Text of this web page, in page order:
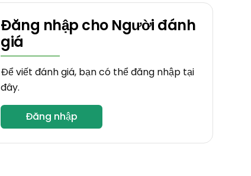
Đăng nhập cho Người đánh
giá
Để viết đánh giá, bạn có thể đăng nhập tại
đây.
Đăng nhập